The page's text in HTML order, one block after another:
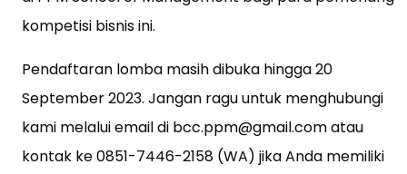
kompetisi bisnis ini.
Pendaftaran lomba masih dibuka hingga 20
September 2023. Jangan ragu untuk menghubungi
kami melalui email di bcc.ppm@gmail.com atau
kontak ke 0851-7446-2158 (WA) jika Anda memiliki